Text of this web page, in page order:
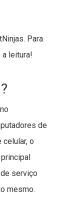
Para
a leitura!
de
o
serviço
mesmo.